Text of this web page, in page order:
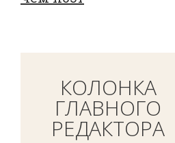
КОЛОНКА
ГЛАВНОГО
РЕДАКТОРА